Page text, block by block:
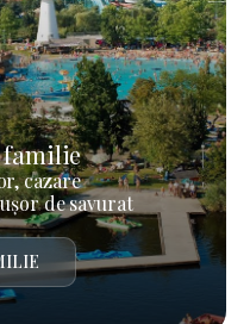
familie
cazare
de savurat